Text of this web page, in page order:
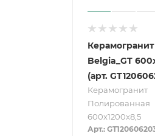
Belgia_GT
(арт.
Керамогранит
Полированная
600x1200x8,5
Арт.: